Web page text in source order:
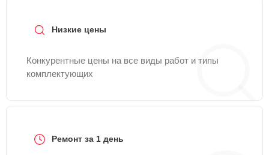
Низкие цены
Конкурентные цены на все виды работ и типы
комплектующих
Ремонт за 1 день